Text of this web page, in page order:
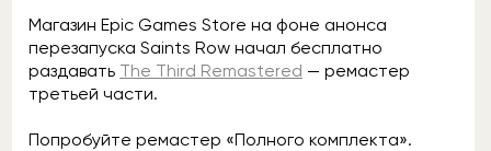
Магазин Epic Games Store на фоне анонса
перезапуска Saints Row начал бесплатно
раздавать The Third Remastered — ремастер
третьей части.
Попробуйте ремастер «Полного комплекта».